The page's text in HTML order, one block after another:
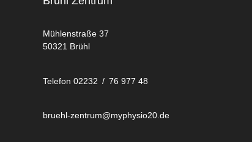
Mühlenstraße 37
50321 Brühl
Telefon 02232 / 76 977 48
bruehl-zentrum@myphysio20.de